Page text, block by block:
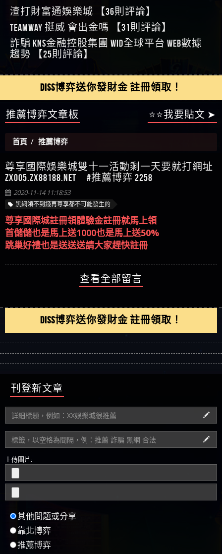
錢怎麼辦 本文教你如何拿回被騙資金
KnTop是詐騙嗎 【KnTop】KnTop無法出金 被KnTop詐騙
的錢一招拿回
【免費討回資金賴zg369】機台運算專案是詐騙嗎
機台運算專案是不是詐騙 機台運算專案是真的嗎
被機台運算專案詐騙的錢怎麼辦 本文教你如何拿
回被騙資金
【其他問題】 Hoyabit詐騙持續收割國人中【免費
討回資金賴zg369】Hoyabit是詐騙嗎 Hoyabit是不是詐
騙 Hoyabit是真的嗎 被HoyabitHoyabit詐騙的錢怎麼辦
本文教你如何拿回被騙資金
【其他問題】KS.M多元化行銷詐騙持續收割國人
中【免費討回資金賴zg369】KS.M多元化行銷是詐
騙嗎 KS.M多元化行銷是不是詐騙 KS.M多元化行銷是
真的嗎 被KS.M多元化行銷詐騙的錢怎麼辦 本文教
【其他問題】免費追回賴「zg369」深度解析野原
家 Family & Love如何詐騙 野原家 Family & Love是不是詐
騙 野原家 Family & Love是真的嗎 野原家 Family & Love是
【其他問題】元盈橋詐騙持續收割國人中【免費
討回資金賴zg369】元盈橋是詐騙嗎 元盈橋是不是
本文教你如何拿回被騙資金
【其他問題】被騙追回賴【zg369】M.L.Edge利用新
是詐騙 M.L.Edge是詐騙嗎 【M.L.Edge】M.L.Edge無法出
金 被M.L.Edge詐騙的錢一招拿回
費討回資金賴zg369】Robinhood是詐騙嗎 Robinhood是
不是詐騙 Robinhood是真的嗎 被Robinhood詐騙的錢怎
麼辦 本文教你如何拿回被騙資金
【其他問題】FLTO詐騙持續收割國人中【免費討回
資金賴zg369】FLTO是詐騙嗎 FLTO是不是詐騙 FLTO是
真的嗎 被FLTO詐騙的錢怎麼辦 本文教你如何拿回
被騙資金
【其他問題】 遇詐騙求救賴【zg369】八旬老翁被
ALYWS詐騙家破人亡 ALYWS是真的嗎 ALYWS是不是詐騙
ALYWS是詐騙嗎 （ALYWS）無法出金 請小心群組暗椿
【其他問題】 一招教你揭秘新型詐騙手法 （受害
者免費援助賴zg369）當當詐騙 當當是不是詐騙 當
利回報被騙的家破人亡
【Wei】讚
【沈樂慧】又是九州??爛死了黑網不要玩
【林伊依】爛死了拉贏錢直接鎖帳號可以去吃屎
【陳靜茹】推薦小畢，我也是小畢的會員～～
【AVA娛樂城】還會自己做假對話來毀謗欸哈哈哈
【陳順堪】黑網不出金
【黃伊珊】不推薦爛公司
【陳順堪】星匯娛樂城出金幾次後贏錢就不給出
金
【陳順堪】黑網出金幾次後贏了就不出金出
【玩運彩】
【蘇俊曄】所以會出金嗎現在也是一樣的狀況
【侯依揚】廢物喔
渣打財富通娛樂城 【36則評論】
TEAMWAY 挺威 會出金嗎 【31則評論】
詐騙 kns金融控股集團 WID全球平台 WEB數據
趨勢 【25則評論】
DISS博弈送你發財金 註冊領取！
推薦博弈文章板 ⭐⭐我要貼文 ➤
首頁 推薦博弈
尊享國際娛樂城雙十一活動剩一天要就打網址
zx005.zx88188.net #推薦博弈 2258
2020-11-14 11:18:53
黑網領不到錢再尊享都不可能發生的
尊享國際城註冊領體驗金註冊就馬上領
首儲儲也是馬上送1000也是馬上送50%
跳巢好禮也是送送送請大家趕快註冊
查看全部留言
DISS博弈送你發財金 註冊領取！
刊登新文章
上傳圖片:
其他問題或分享
靠北博弈
推薦博弈